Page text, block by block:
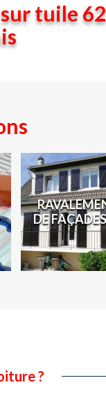
tuile 62
DE
?